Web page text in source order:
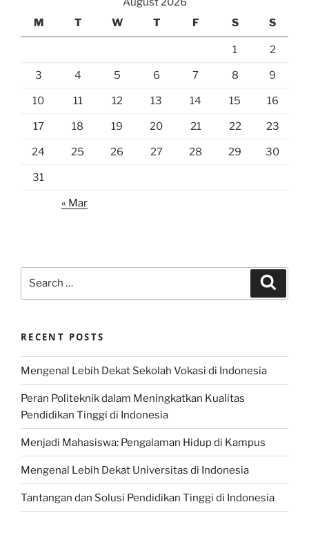
M
T W T F S S
1 2
3 4 5 6 7 8 9
10 11 12 13 14 15 16
17 18 19 20 21 22 23
24 25 26 27 28 29 30
31
« Mar
RECENT POSTS
Mengenal Lebih Dekat Sekolah Vokasi di Indonesia
Peran Politeknik dalam Meningkatkan Kualitas
Pendidikan Tinggi di Indonesia
Menjadi Mahasiswa: Pengalaman Hidup di Kampus
Mengenal Lebih Dekat Universitas di Indonesia
Tantangan dan Solusi Pendidikan Tinggi di Indonesia